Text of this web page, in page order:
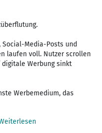
Social-Media-Posts und
laufen voll. Nutzer scrollen
Werbung sinkt
Werbemedium, das